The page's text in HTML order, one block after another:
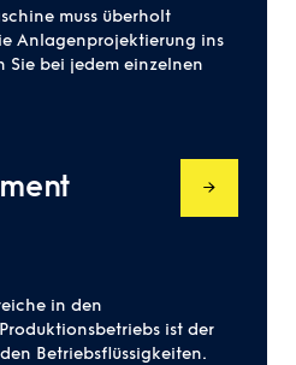
muss überholt
Anlagenprojektierung ins
Sie bei jedem einzelnen
in den
ist der
Betriebsflüssigkeiten.